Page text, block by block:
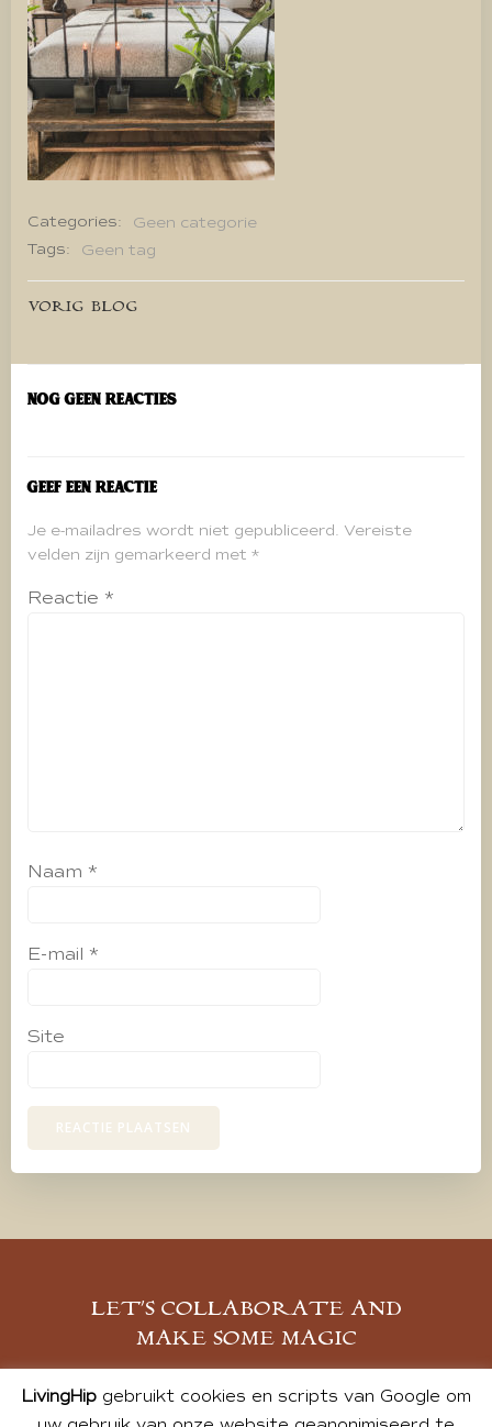
Categories:
Geen categorie
Tags:
Geen tag
Bericht
navigatie
VORIG BLOG
Nog geen reacties
Geef een reactie
Je e-mailadres wordt niet gepubliceerd. Vereiste
velden zijn gemarkeerd met *
Reactie *
Naam *
E-mail *
Site
LET’S COLLABORATE AND
MAKE SOME MAGIC
MELD JE AAN
LivingHipgebruikt cookies en scripts van Google om